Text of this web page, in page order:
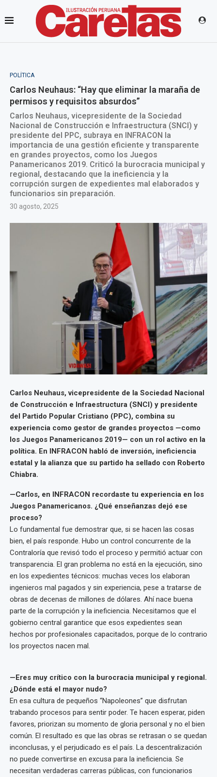
POLÍTICA
Carlos Neuhaus: “Hay que eliminar la maraña de
permisos y requisitos absurdos”
Carlos Neuhaus, vicepresidente de la Sociedad
Nacional de Construcción e Infraestructura (SNCI) y
presidente del PPC, subraya en INFRACON la
importancia de una gestión eficiente y transparente
en grandes proyectos, como los Juegos
Panamericanos 2019. Criticó la burocracia municipal y
regional, destacando que la ineficiencia y la
corrupción surgen de expedientes mal elaborados y
funcionarios sin preparación.
30 agosto, 2025
Carlos Neuhaus, vicepresidente de la Sociedad Nacional
de Construcción e Infraestructura (SNCI) y presidente
del Partido Popular Cristiano (PPC), combina su
experiencia como gestor de grandes proyectos —como
los Juegos Panamericanos 2019— con un rol activo en la
política. En INFRACON habló de inversión, ineficiencia
estatal y la alianza que su partido ha sellado con Roberto
Chiabra.
—Carlos, en INFRACON recordaste tu experiencia en los
Juegos Panamericanos. ¿Qué enseñanzas dejó ese
proceso?
Lo fundamental fue demostrar que, si se hacen las cosas
bien, el país responde. Hubo un control concurrente de la
Contraloría que revisó todo el proceso y permitió actuar con
transparencia. El gran problema no está en la ejecución, sino
en los expedientes técnicos: muchas veces los elaboran
ingenieros mal pagados y sin experiencia, pese a tratarse de
obras de decenas de millones de dólares. Ahí nace buena
parte de la corrupción y la ineficiencia. Necesitamos que el
gobierno central garantice que esos expedientes sean
hechos por profesionales capacitados, porque de lo contrario
los proyectos nacen mal.
—Eres muy crítico con la burocracia municipal y regional.
¿Dónde está el mayor nudo?
En esa cultura de pequeños “Napoleones” que disfrutan
trabando procesos para sentir poder. Te hacen esperar, piden
favores, priorizan su momento de gloria personal y no el bien
común. El resultado es que las obras se retrasan o se quedan
inconclusas, y el perjudicado es el país. La descentralización
no puede convertirse en excusa para la ineficiencia. Se
necesitan verdaderas carreras públicas, con funcionarios